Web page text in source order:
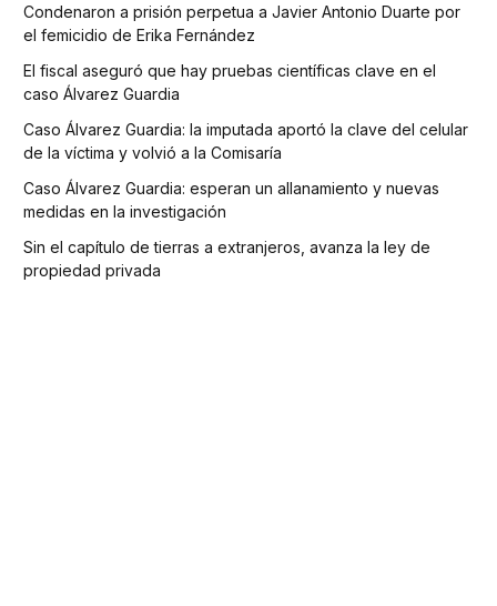
Condenaron a prisión perpetua a Javier Antonio Duarte por
el femicidio de Erika Fernández
El fiscal aseguró que hay pruebas científicas clave en el
caso Álvarez Guardia
Caso Álvarez Guardia: la imputada aportó la clave del celular
de la víctima y volvió a la Comisaría
Caso Álvarez Guardia: esperan un allanamiento y nuevas
medidas en la investigación
Sin el capítulo de tierras a extranjeros, avanza la ley de
propiedad privada